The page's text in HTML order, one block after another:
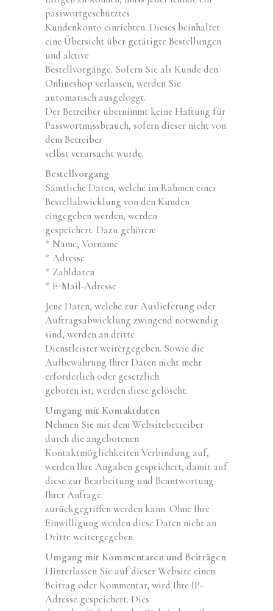
passwortgeschütztes
Kundenkonto einrichten. Dieses beinhaltet
eine Übersicht über getätigte Bestellungen
und aktive
Bestellvorgänge. Sofern Sie als Kunde den
Onlineshop verlassen, werden Sie
automatisch ausgeloggt.
Der Betreiber übernimmt keine Haftung für
Passwortmissbrauch, sofern dieser nicht von
dem Betreiber
selbst verursacht wurde.
Bestellvorgang
Sämtliche Daten, welche im Rahmen einer
Bestellabwicklung von den Kunden
eingegeben werden, werden
gespeichert. Dazu gehören:
* Name, Vorname
* Adresse
* Zahldaten
* E-Mail-Adresse
Jene Daten, welche zur Auslieferung oder
Auftragsabwicklung zwingend notwendig
sind, werden an dritte
Dienstleister weitergegeben. Sowie die
Aufbewahrung Ihrer Daten nicht mehr
erforderlich oder gesetzlich
geboten ist, werden diese gelöscht.
Umgang mit Kontaktdaten
Nehmen Sie mit dem Websitebetreiber
durch die angebotenen
Kontaktmöglichkeiten Verbindung auf,
werden Ihre Angaben gespeichert, damit auf
diese zur Bearbeitung und Beantwortung
Ihrer Anfrage
zurückgegriffen werden kann. Ohne Ihre
Einwilligung werden diese Daten nicht an
Dritte weitergegeben.
Umgang mit Kommentaren und Beiträgen
Hinterlassen Sie auf dieser Website einen
Beitrag oder Kommentar, wird Ihre IP-
Adresse gespeichert. Dies